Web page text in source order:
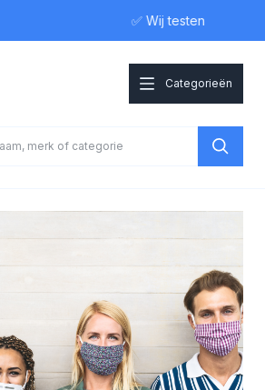
✅ Wij testen
Categorieën